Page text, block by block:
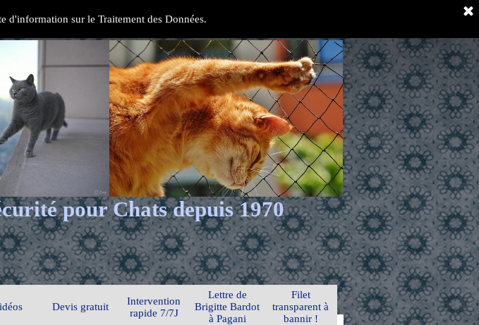
d'information sur le Traitement des Données.
pour Chats depuis 1970
Devis gratuit
Intervention
rapide 7/7J
Lettre de
Brigitte Bardot
à Pagani
Filet
transparent à
bannir !